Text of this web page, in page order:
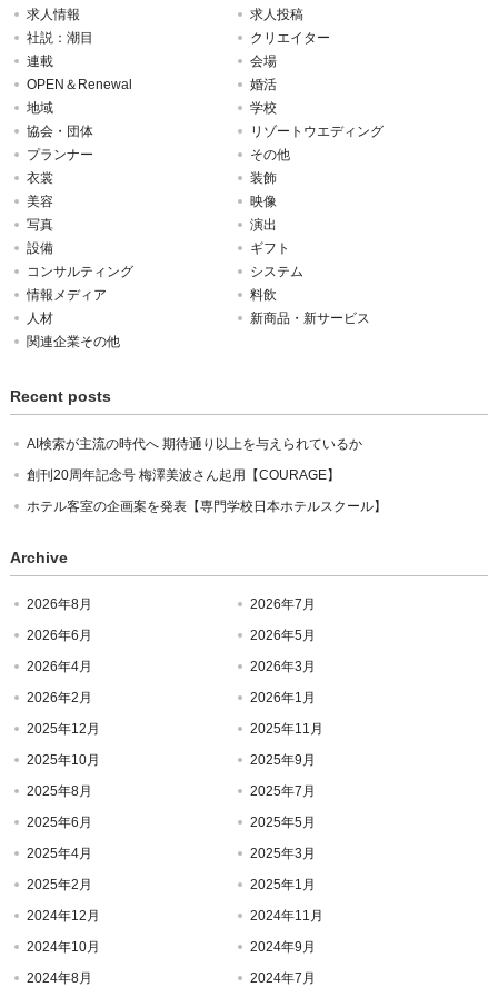
求人情報
求人投稿
社説：潮目
クリエイター
連載
会場
OPEN＆Renewal
婚活
地域
学校
協会・団体
リゾートウエディング
プランナー
その他
衣裳
装飾
美容
映像
写真
演出
設備
ギフト
コンサルティング
システム
情報メディア
料飲
人材
新商品・新サービス
関連企業その他
Recent posts
AI検索が主流の時代へ 期待通り以上を与えられているか
創刊20周年記念号 梅澤美波さん起用【COURAGE】
ホテル客室の企画案を発表【専門学校日本ホテルスクール】
Archive
2026年8月
2026年7月
2026年6月
2026年5月
2026年4月
2026年3月
2026年2月
2026年1月
2025年12月
2025年11月
2025年10月
2025年9月
2025年8月
2025年7月
2025年6月
2025年5月
2025年4月
2025年3月
2025年2月
2025年1月
2024年12月
2024年11月
2024年10月
2024年9月
2024年8月
2024年7月